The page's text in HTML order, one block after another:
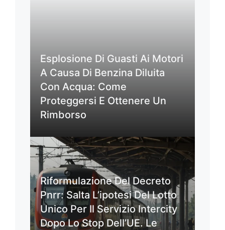
Esplosione Di Guasti Ai Motori
A Causa Di Benzina Diluita
Con Acqua: Come
Proteggersi E Ottenere Un
Rimborso
Riformulazione Del Decreto
Pnrr: Salta L’ipotesi Del Lotto
Unico Per Il Servizio Intercity
Dopo Lo Stop Dell’UE. Le